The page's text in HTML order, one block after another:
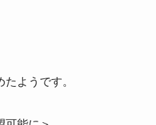
ようです。